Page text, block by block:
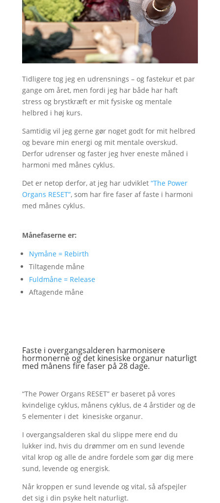
Tidligere tog jeg en udrensnings – og fastekur et par
gange om året, men fordi jeg har både har haft
stress og brystkræft er mit fysiske og mentale
helbred i høj kurs.
Samtidig vil jeg gerne gør noget godt for mit helbred
og bevare min energi og mit mentale overskud.
Derfor udrenser og faster jeg hver eneste måned i
harmoni med månes cyklus.
Det er netop derfor, at jeg har udviklet “The Power
Organs RESET”, som har fire faser af faste i harmoni
med månes cyklus.
Månefaserne er:
Nymåne = Rebirth
Tiltagende måne
Fuldmåne = Release
Aftagende måne
Faste i overgangsalderen harmonisere
hormonerne og det kinesiske organur naturligt
med månens fire faser på 28 dage.
“The Power Organs RESET” er baseret på vores
kvindelige cyklus, månens cyklus, de 4 årstider og de
5 elementer i det kinesiske organur.
I overgangsalderen skal du slippe mere end du
lukker ind, hvis du drømmer om en sund levende
vital krop og alle de andre fordele som gør dig mere
sund, levende og energisk.
Når kroppen er sund levende og vital, så afspejler
det sig i din psyke helt naturligt.